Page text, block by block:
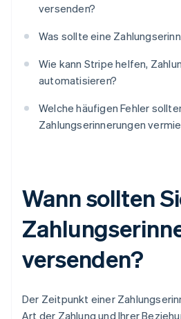
versenden?
Was sollte eine
Wie kann Stripe helfen,
automatisieren?
Welche häufigen Fehler
Zahlungserinnerungen
Wann sollten
versenden?
Der Zeitpunkt einer
Art der Zahlung und Ihrer